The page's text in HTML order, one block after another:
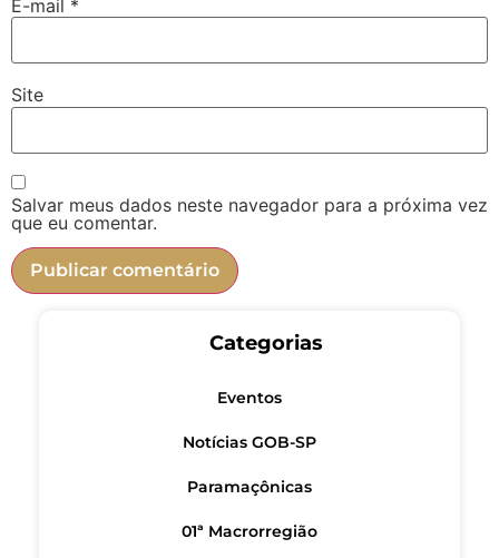
E-mail *
Site
Salvar meus dados neste navegador para a próxima vez
que eu comentar.
Categorias
Eventos
Notícias GOB-SP
Paramaçônicas
01ª Macrorregião